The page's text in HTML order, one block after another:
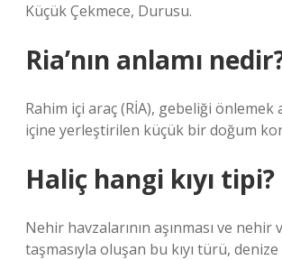
Küçük Çekmece, Durusu.
Ria’nın anlamı
Rahim içi araç (RİA), gebeliği önlemek
içine yerleştirilen küçük bir doğum
Haliç hangi kıyı tipi?
Nehir havzalarının aşınması ve nehir
taşmasıyla oluşan bu kıyı türü,